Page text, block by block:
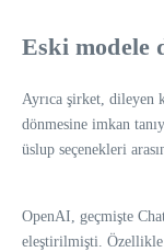
Eski modele
Ayrıca şirket, dileyen
dönmesine imkan
üslup seçenekleri
OpenAI, geçmişte
eleştirilmişti.